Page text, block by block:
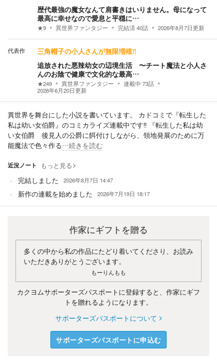
歴代最強の魔女なんて肩書きはいりません。母になって
最高に幸せなので愛息と平穏に…
★9 異世界ファンタジー 完結済40話 2026年8月7日更新
代表作 三角帽子の小人さんが無限増殖‼︎
追放された悪辣幼女の辺境生活 〜チート魔法と小人さ
んのお陰で健康で文化的な最高…
★249 異世界ファンタジー 連載中 73話
2026年6月20日更新
異世界を舞台にした小説を書いています。 カドコミで『転生した
私は幼い女伯爵』のコミカライズ連載中です‼︎ 『転生した私は幼
い女伯爵 後見人の公爵に餌付けしながら、領地発展のために万
能魔法で色々作る…続きを読む
近況ノート もっと見る
完結しました 2026年8月7日 14:47
新作の連載を始めました 2026年7月19日 18:17
作家にギフトを贈る
多くの中から私の作品にたどり着いてくださり、お読み
いただきありがとうございます。
もーりんもも
カクヨムサポーターズパスポートに登録すると、作家にギフ
トを贈れるようになります。
サポーターズパスポートについて
サポーターズパスポートに申込む